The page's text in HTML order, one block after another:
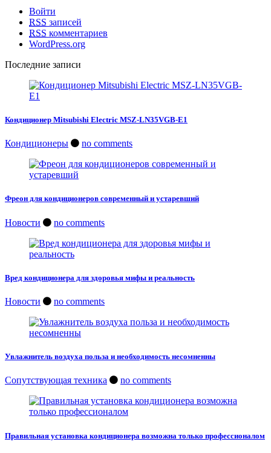
Войти
RSS записей
RSS комментариев
WordPress.org
Последние записи
Кондиционер Mitsubishi Electric MSZ-LN35VGB-E1
Кондиционеры no comments
Фреон для кондиционеров современный и устаревший
Новости no comments
Вред кондиционера для здоровья мифы и реальность
Новости no comments
Увлажнитель воздуха польза и необходимость несомненны
Сопутствующая техника no comments
Правильная установка кондиционера возможна только профессионалом